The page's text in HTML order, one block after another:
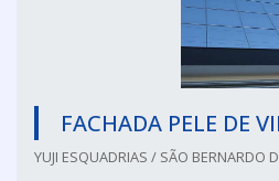
FACHADA PELE DE
YUJI ESQUADRIAS / SÃO BERNARDO